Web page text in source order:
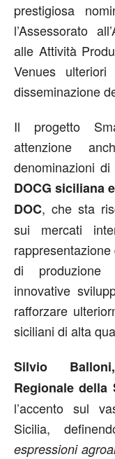
prestigiosa
l’Assessorato
alle Attività
Venues
disseminazione
Il progetto
attenzione
denominazioni
DOCG siciliana
DOC, che sta
sui mercati
di produzione
innovative
rafforzare
siciliani di alta
Silvio
Regionale
l’accento sul
Sicilia,
espressioni